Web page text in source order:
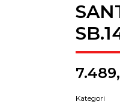
Kategori